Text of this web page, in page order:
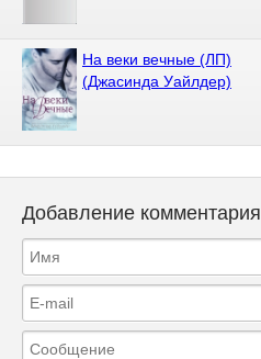
На веки вечные (ЛП)
(Джасинда Уайлдер)
Добавление комментария